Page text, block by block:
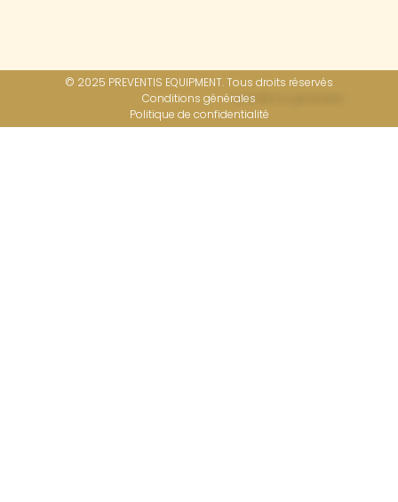
© 2025 PREVENTIS EQUIPMENT. Tous droits réservés
Conditions générales
Politique de confidentialité​